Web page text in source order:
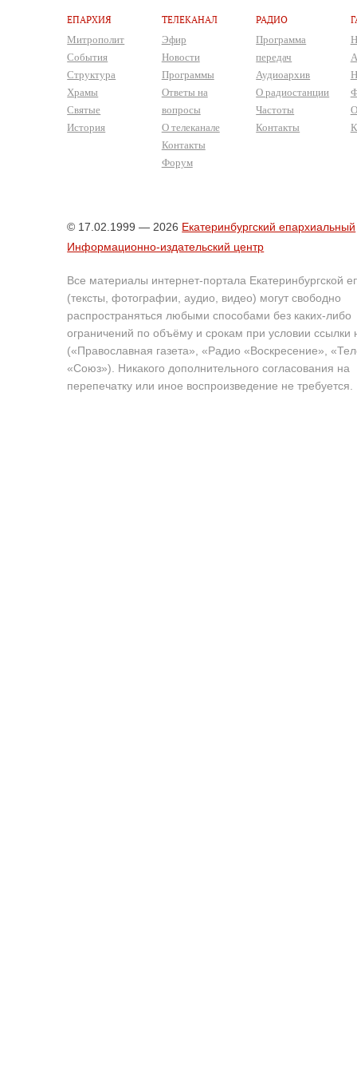
ЕПАРХИЯ
Митрополит
События
Структура
Храмы
Святые
История
ТЕЛЕКАНАЛ
Эфир
Новости
Программы
Ответы на
вопросы
О телеканале
Контакты
Форум
РАДИО
Программа
передач
Аудиоархив
О радиостанции
Частоты
Контакты
© 17.02.1999 — 2026 Екатеринбургский епархиальный
Информационно-издательский центр
Все материалы интернет-портала Екатеринбургской
(тексты, фотографии, аудио, видео) могут свободно
распространяться любыми способами без каких-либо
ограничений по объёму и срокам при условии ссылки
(«Православная газета», «Радио «Воскресение»,
«Союз»). Никакого дополнительного согласования на
перепечатку или иное воспроизведение не требуется.